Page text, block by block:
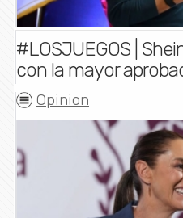
#LOSJUEGOS |
con la mayor
Opinion